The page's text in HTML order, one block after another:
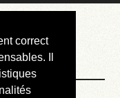
correct
Il